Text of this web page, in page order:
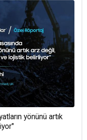
yönünü artık